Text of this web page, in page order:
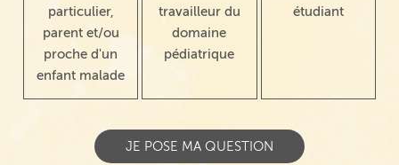
particulier,
parent et/ou
proche d'un
enfant malade
travailleur du
domaine
pédiatrique
étudiant